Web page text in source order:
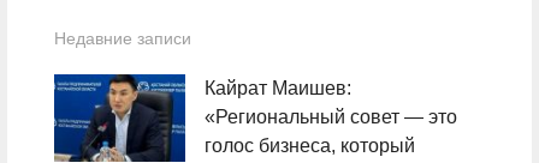
Недавние записи
Кайрат Маишев:
«Региональный совет — это
голос бизнеса, который